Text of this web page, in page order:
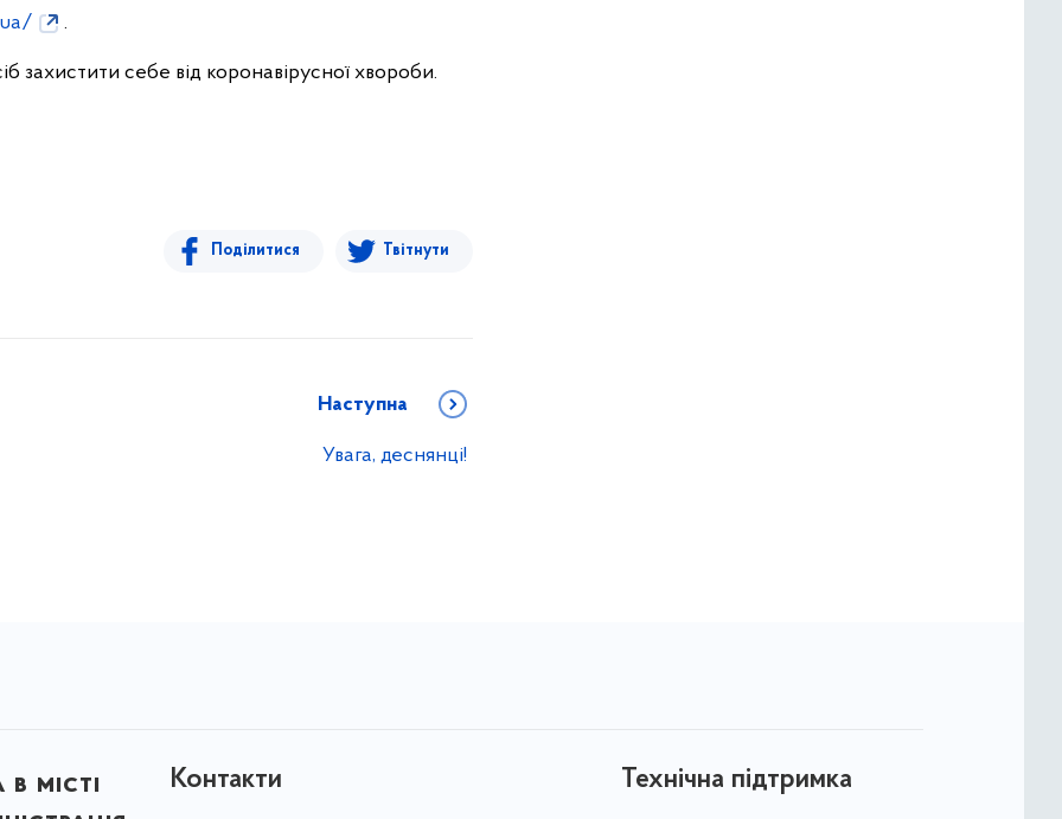
.
захистити себе від коронавірусної хвороби.
Поділитися Твітнути
Наступна
Увага, деснянці!
місті
Контакти Технічна підтримка